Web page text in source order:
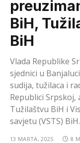
BiH,
BiH
Vlada Republike
sjednici u
sudija, tužilaca i
Republici Srpskoj,
Tužilaštvu BiH i
savjetu (VSTS) BiH.
13 MARTA, 2025 8